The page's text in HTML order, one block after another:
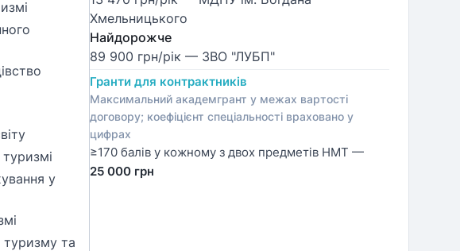
у
туризму та
Хмельницького
Найдорожче
89 900 грн/рік — ЗВО "ЛУБП"
Гранти для контрактників
Максимальний академгрант у межах вартості
договору; коефіцієнт спеціальності враховано у
цифрах
≥170 балів у кожному з двох предметів НМТ —
25 000 грн